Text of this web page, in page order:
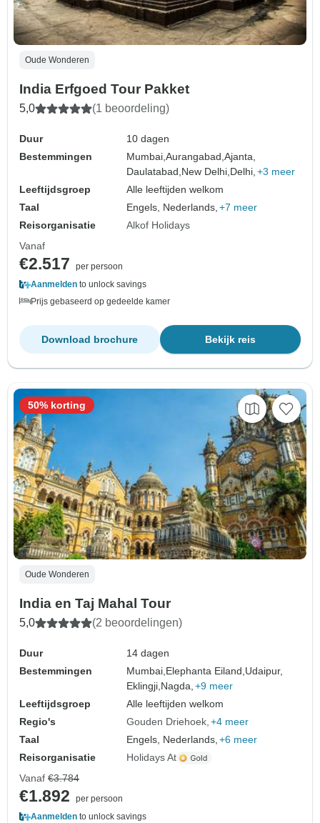
Oude Wonderen
India Erfgoed Tour Pakket
5,0 (1 beoordeling)
Duur
10 dagen
Bestemmingen
Mumbai,Aurangabad,Ajanta,
Daulatabad, New Delhi, Delhi, +3 meer
Leeftijdsgroep
Alle leeftijden welkom
Taal
Engels, Nederlands, +7 meer
Reisorganisatie
Alkof Holidays
Vanaf
€2.517
per persoon
Aanmelden to unlock savings
Prijs gebaseerd op gedeelde kamer
Bekijk reis
Download brochure
Oude Wonderen
India en Taj Mahal Tour
5,0 (2 beoordelingen)
Duur
14 dagen
Bestemmingen
Mumbai, Elephanta Eiland, Udaipur,
Eklingji, Nagda, +9 meer
Leeftijdsgroep
Alle leeftijden welkom
Regio's
Gouden Driehoek +4 meer
Taal
Engels, Nederlands, +6 meer
Reisorganisatie
Holidays At
50% korting
Vanaf €3.784
€1.892
per persoon
Aanmelden to unlock savings